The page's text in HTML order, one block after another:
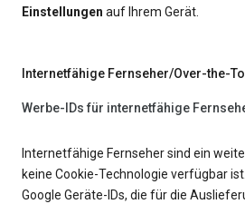
Einstellungen auf Ihrem Gerät.
Internetfähige Fernseher/Over-the-
Werbe-IDs für internetfähige
Internetfähige Fernseher sind ein
keine Cookie-Technologie verfügbar
Google Geräte-IDs, die für die